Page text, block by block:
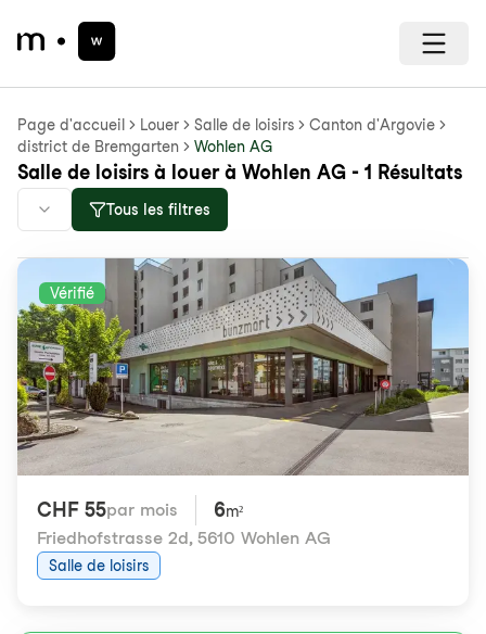
Page d'accueil Louer Salle de loisirs
Canton d'Argovie
district de Bremgarten
Wohlen AG
Salle de loisirs à louer à Wohlen AG - 1 Résultats
Tous les filtres
Vérifié
CHF 55par mois 6m²
Friedhofstrasse 2d, 5610 Wohlen AG
Salle de loisirs